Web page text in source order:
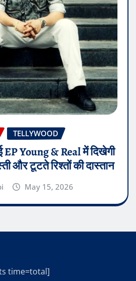
TELLYWOOD
Young & Real में दिखेगी
और टूटते रिश्तों की दास्तान
May 15, 2026
time=total]